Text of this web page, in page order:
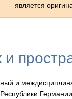
является
и